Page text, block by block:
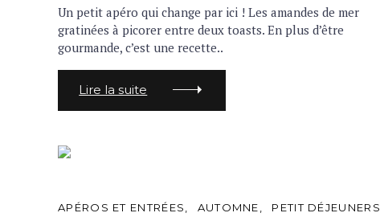
R
I
E
S
Un petit apéro qui change par ici ! Les amandes de mer
gratinées à picorer entre deux toasts. En plus d’être
gourmande, c’est une recette..
Lire la suite
C
APÉROS ET ENTRÉES AUTOMNE PETIT DÉJEUNERS